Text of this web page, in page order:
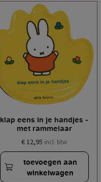
klap eens in je handjes -
met rammelaar
€ 12,95 incl. btw
toevoegen aan
winkelwagen